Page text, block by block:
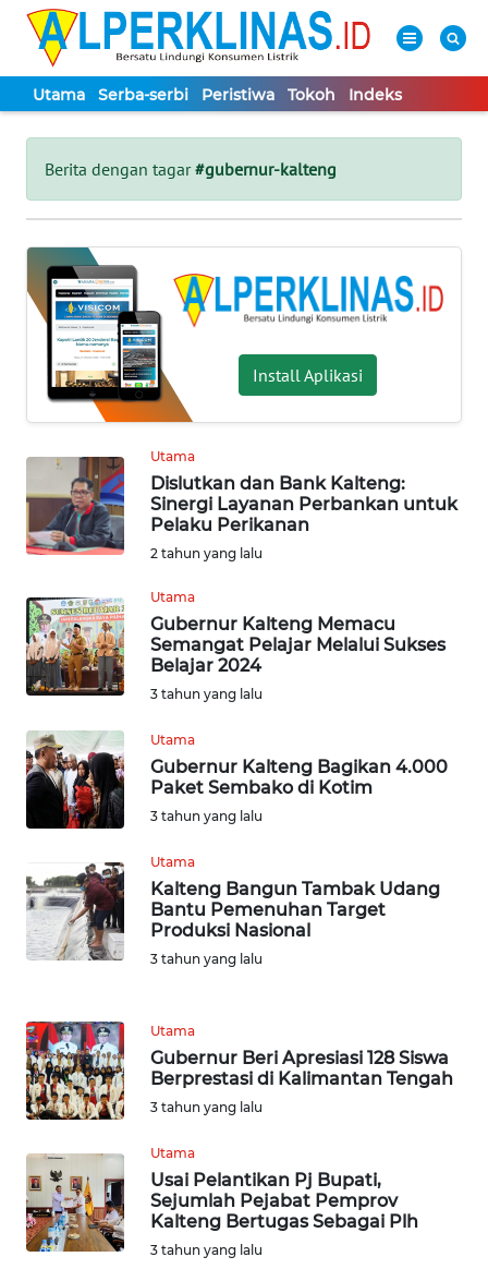
Utama Serba-serbi Peristiwa Tokoh Indeks
Berita dengan tagar#gubernur-kalteng
Install Aplikasi
Utama
Dislutkan dan Bank Kalteng:
Sinergi Layanan Perbankan untuk
Pelaku Perikanan
2 tahun yang lalu
Utama
Gubernur Kalteng Memacu
Semangat Pelajar Melalui Sukses
Belajar 2024
3 tahun yang lalu
Utama
Gubernur Kalteng Bagikan 4.000
Paket Sembako di Kotim
3 tahun yang lalu
Utama
Kalteng Bangun Tambak Udang
Bantu Pemenuhan Target
Produksi Nasional
3 tahun yang lalu
Utama
Gubernur Beri Apresiasi 128 Siswa
Berprestasi di Kalimantan Tengah
3 tahun yang lalu
Utama
Usai Pelantikan Pj Bupati,
Sejumlah Pejabat Pemprov
Kalteng Bertugas Sebagai Plh
3 tahun yang lalu
Tutup
UTAMA
SERBA-
SERBI
PERISTIWA
TOKOH
Informasi
INDEKS
BERITA
KONTAK
KAMI
INFO
TENTANG
KAMI
MEDIA
SIBER
REDAKSI
KARIR
DISCLAIMER
News
Regional
WN
SUMUT